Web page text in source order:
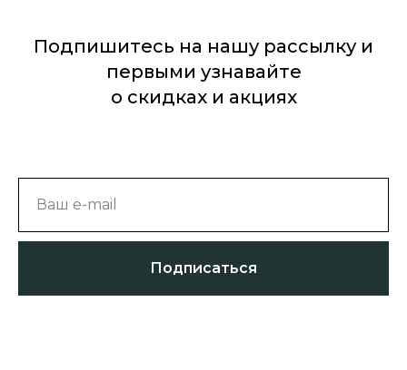
Подпишитесь на нашу рассылку и
первыми узнавайте
о скидках и акциях
Ваш e-mail
Подписаться